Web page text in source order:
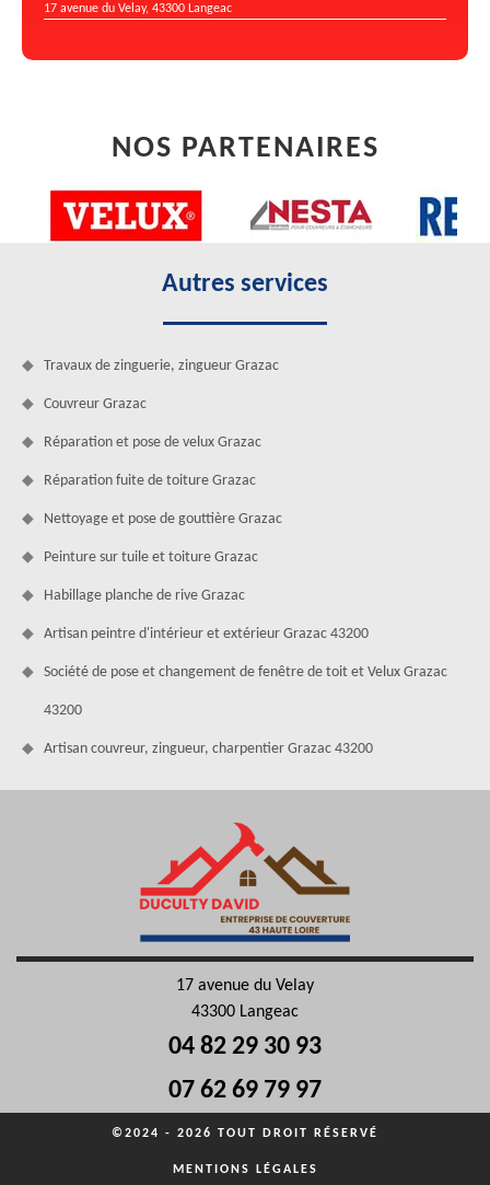
17 avenue du Velay, 43300 Langeac
NOS PARTENAIRES
Autres services
Travaux de zinguerie, zingueur Grazac
Couvreur Grazac
Réparation et pose de velux Grazac
Réparation fuite de toiture Grazac
Nettoyage et pose de gouttière Grazac
Peinture sur tuile et toiture Grazac
Habillage planche de rive Grazac
Artisan peintre d'intérieur et extérieur Grazac 43200
Société de pose et changement de fenêtre de toit et Velux Grazac
43200
Artisan couvreur, zingueur, charpentier Grazac 43200
17 avenue du Velay
43300 Langeac
04 82 29 30 93
07 62 69 79 97
©2024 - 2026 TOUT DROIT RÉSERVÉ
MENTIONS LÉGALES